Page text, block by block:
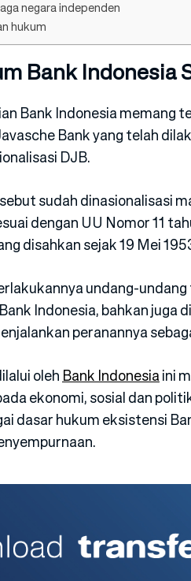
negara independen
hukum
Bank Indonesia
Bank Indonesia memang
Bank yang telah
DJB.
sudah dinasionalisasi
dengan UU Nomor 11
disahkan sejak 19 Mei
undang-
Indonesia, bahkan juga
peranannya
oleh Bank Indonesiaini
ekonomi, sosial dan
dasar hukum eksistensi